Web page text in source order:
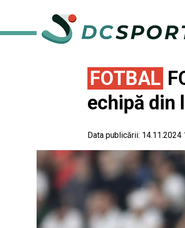
FOTBAL
echipă din
Data publicării: 14.11.2024